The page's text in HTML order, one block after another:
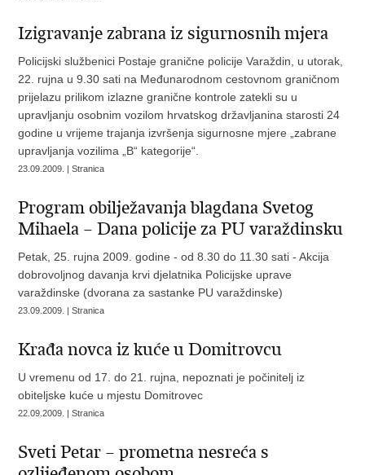
Izigravanje zabrana iz sigurnosnih mjera
Policijski službenici Postaje granične policije Varaždin, u utorak,
22. rujna u 9.30 sati na Međunarodnom cestovnom graničnom
prijelazu prilikom izlazne granične kontrole zatekli su u
upravljanju osobnim vozilom hrvatskog državljanina starosti 24
godine u vrijeme trajanja izvršenja sigurnosne mjere „zabrane
upravljanja vozilima „B“ kategorije“.
23.09.2009. | Stranica
Program obilježavanja blagdana Svetog
Mihaela – Dana policije za PU varaždinsku
Petak, 25. rujna 2009. godine - od 8.30 do 11.30 sati - Akcija
dobrovoljnog davanja krvi djelatnika Policijske uprave
varaždinske (dvorana za sastanke PU varaždinske)
23.09.2009. | Stranica
Krađa novca iz kuće u Domitrovcu
U vremenu od 17. do 21. rujna, nepoznati je počinitelj iz
obiteljske kuće u mjestu Domitrovec
22.09.2009. | Stranica
Sveti Petar – prometna nesreća s